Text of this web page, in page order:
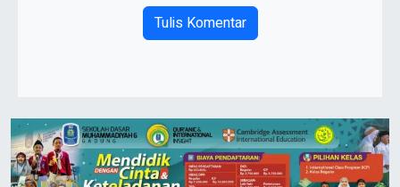
Tulis Komentar